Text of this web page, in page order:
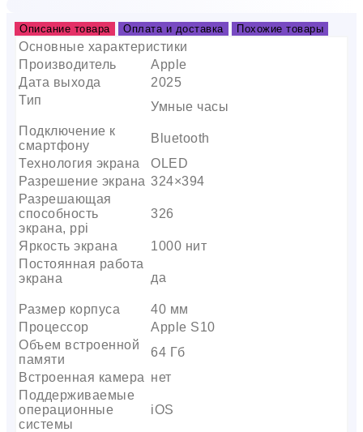
Описание товара Оплата и доставка Похожие товары
Основные характеристики
Производитель
Apple
Дата выхода
2025
Тип
Умные часы
Подключение к
смартфону
Bluetooth
Технология экрана
OLED
Разрешение экрана 324×394
Разрешающая
способность
экрана, ppi
326
Яркость экрана
1000 нит
Постоянная работа
экрана
да
Размер корпуса
40 мм
Процессор
Apple S10
Объем встроенной
памяти
64 Гб
Встроенная камера нет
Поддерживаемые
операционные
системы
iOS